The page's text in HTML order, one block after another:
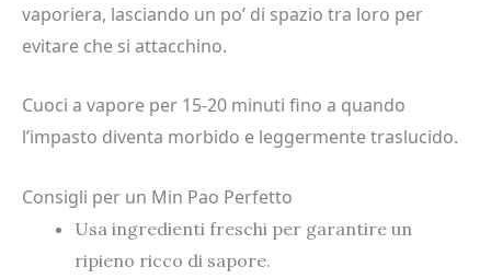
vaporiera, lasciando un po’ di spazio tra loro per
evitare che si attacchino.
Cuoci a vapore per 15-20 minuti fino a quando
l’impasto diventa morbido e leggermente traslucido.
Consigli per un Min Pao Perfetto
Usa ingredienti freschi per garantire un
ripieno ricco di sapore.